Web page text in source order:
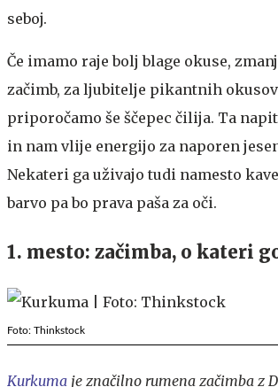
seboj.
Če imamo raje bolj blage okuse,
začimb, za ljubitelje pikantnih
priporočamo še ščepec čilija. Ta
in nam vlije energijo za naporen
Nekateri ga uživajo tudi namesto
barvo pa bo prava paša za oči.
1. mesto: začimba, o kateri
Foto: Thinkstock
Kurkuma je značilno rumena začimba z